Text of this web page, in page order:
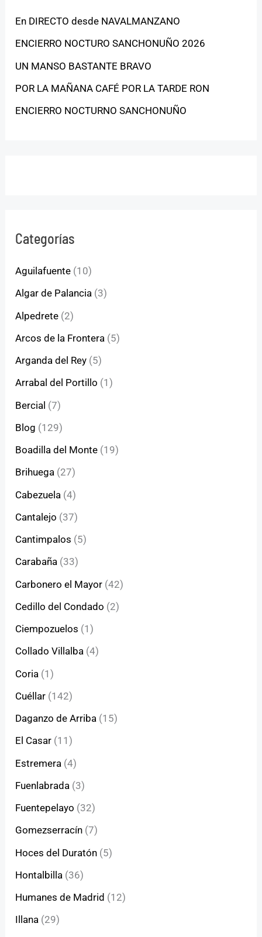
En DIRECTO desde NAVALMANZANO
ENCIERRO NOCTURO SANCHONUÑO 2026
UN MANSO BASTANTE BRAVO
POR LA MAÑANA CAFÉ POR LA TARDE RON
ENCIERRO NOCTURNO SANCHONUÑO
Categorías
Aguilafuente (10)
Algar de Palancia (3)
Alpedrete (2)
Arcos de la Frontera (5)
Arganda del Rey (5)
Arrabal del Portillo (1)
Bercial (7)
Blog (129)
Boadilla del Monte (19)
Brihuega (27)
Cabezuela (4)
Cantalejo (37)
Cantimpalos (5)
Carabaña (33)
Carbonero el Mayor (42)
Cedillo del Condado (2)
Ciempozuelos (1)
Collado Villalba (4)
Coria (1)
Cuéllar (142)
Daganzo de Arriba (15)
El Casar (11)
Estremera (4)
Fuenlabrada (3)
Fuentepelayo (32)
Gomezserracín (7)
Hoces del Duratón (5)
Hontalbilla (36)
Humanes de Madrid (12)
Illana (29)